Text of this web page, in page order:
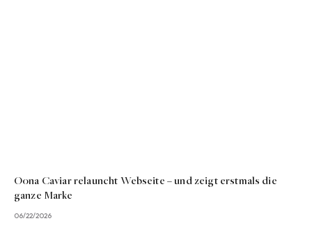
Oona Caviar relauncht Webseite – und zeigt erstmals die
ganze Marke
06/22/2026